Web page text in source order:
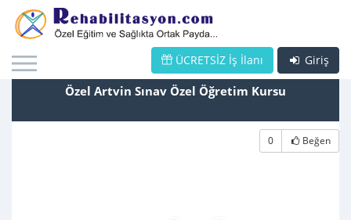
Giriş
ÜCRETSİZ İş İlanı
Özel Artvin Sınav Özel Öğretim Kursu
0 Beğen